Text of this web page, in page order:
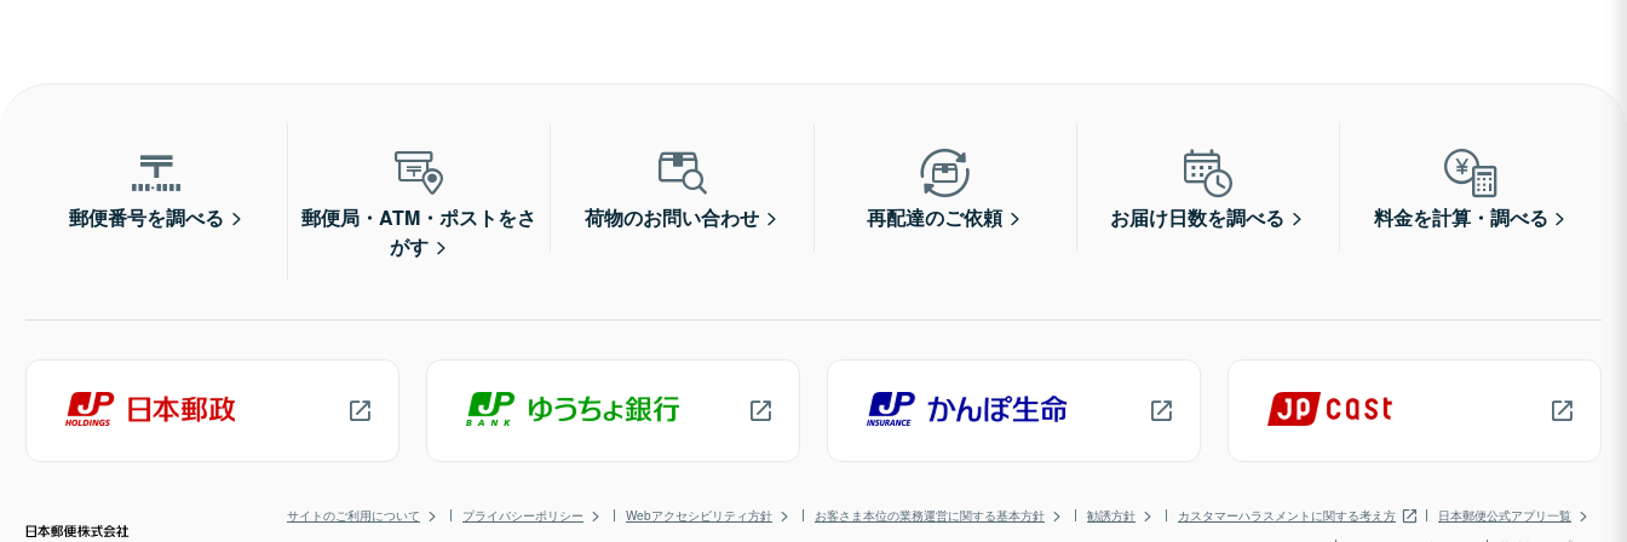
郵便番号を調べる
郵便局・ATM・ポストをさ
がす
荷物のお問い合わせ 再配達のご依頼 お届け日数を調べる 料金を計算・調べる
サイトのご利用について プライバシーポリシー Webアクセシビリティ方針 お客さま本位の業務運営に関する基本方針 勧誘方針 カスタマーハラスメントに関する考え方
日本郵便公式アプリ一覧